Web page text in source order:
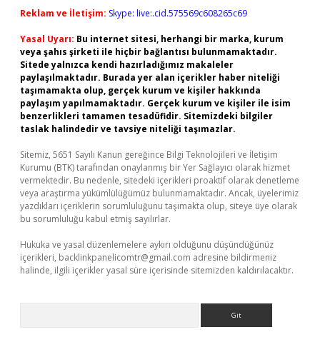
Reklam ve İletişim: Skype: live:.cid.575569c608265c69
Yasal Uyarı: Bu internet sitesi, herhangi bir marka, kurum
veya şahıs şirketi ile hiçbir bağlantısı bulunmamaktadır.
Sitede yalnızca kendi hazırladığımız makaleler
paylaşılmaktadır. Burada yer alan içerikler haber niteliği
taşımamakta olup, gerçek kurum ve kişiler hakkında
paylaşım yapılmamaktadır. Gerçek kurum ve kişiler ile isim
benzerlikleri tamamen tesadüfidir. Sitemizdeki bilgiler
taslak halindedir ve tavsiye niteliği taşımazlar.
Sitemiz, 5651 Sayılı Kanun gereğince Bilgi Teknolojileri ve İletişim
Kurumu (BTK) tarafından onaylanmış bir Yer Sağlayıcı olarak hizmet
vermektedir. Bu nedenle, sitedeki içerikleri proaktif olarak denetleme
veya araştırma yükümlülüğümüz bulunmamaktadır. Ancak, üyelerimiz
yazdıkları içeriklerin sorumluluğunu taşımakta olup, siteye üye olarak
bu sorumluluğu kabul etmiş sayılırlar.
Hukuka ve yasal düzenlemelere aykırı olduğunu düşündüğünüz
içerikleri, backlinkpanelicomtr@gmail.com adresine bildirmeniz
halinde, ilgili içerikler yasal süre içerisinde sitemizden kaldırılacaktır.